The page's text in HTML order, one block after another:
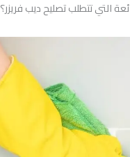
التي تتطلب تصليح ديب فريزر؟